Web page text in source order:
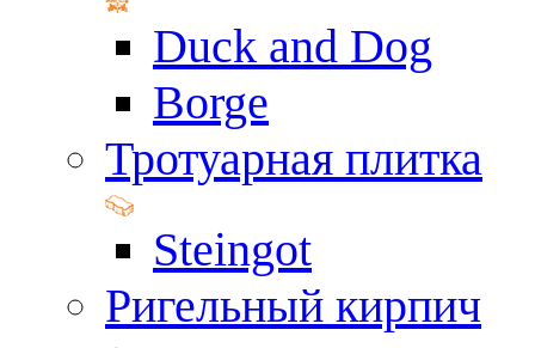
Duck and Dog
Borge
Тротуарная плитка
Steingot
Ригельный кирпич